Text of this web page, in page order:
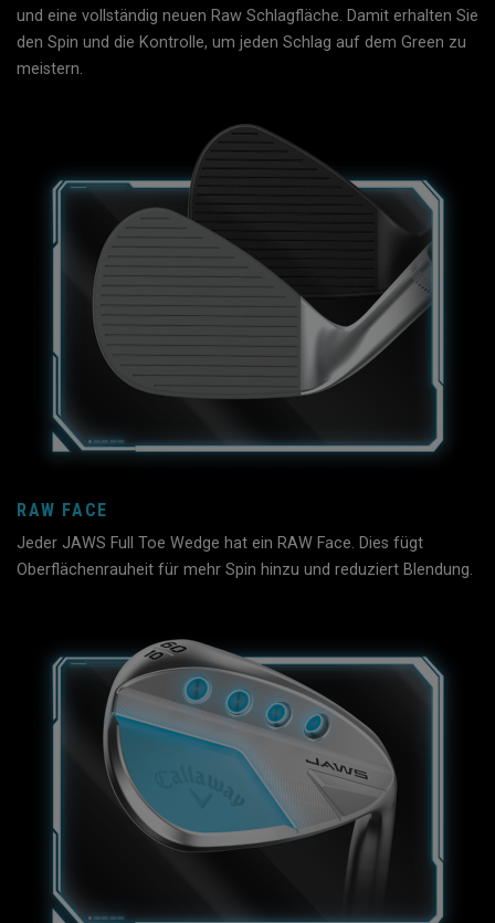
und eine vollständig neuen Raw Schlagfläche. Damit erhalten Sie
den Spin und die Kontrolle, um jeden Schlag auf dem Green zu
meistern.
RAW FACE
Jeder JAWS Full Toe Wedge hat ein RAW Face. Dies fügt
Oberflächenrauheit für mehr Spin hinzu und reduziert Blendung.